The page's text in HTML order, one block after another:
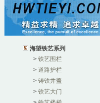
海望铁艺系列
> 铁艺围栏
> 道路护栏
> 铸铁井盖
> 铁艺大门